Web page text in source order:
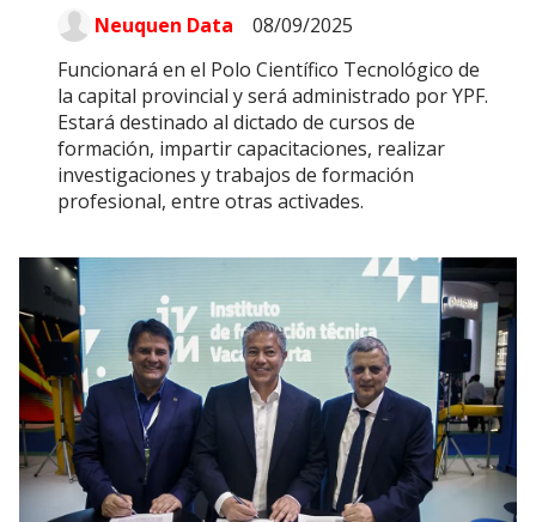
Funcionará en el Polo Científico Tecnológico de
la capital provincial y será administrado por YPF.
Estará destinado al dictado de cursos de
formación, impartir capacitaciones, realizar
investigaciones y trabajos de formación
profesional, entre otras activades.
08/09/2025
Neuquen Data